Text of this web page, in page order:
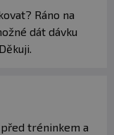
Ráno na
dát dávku
tréninkem a